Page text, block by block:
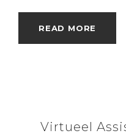
READ MORE
Virtueel